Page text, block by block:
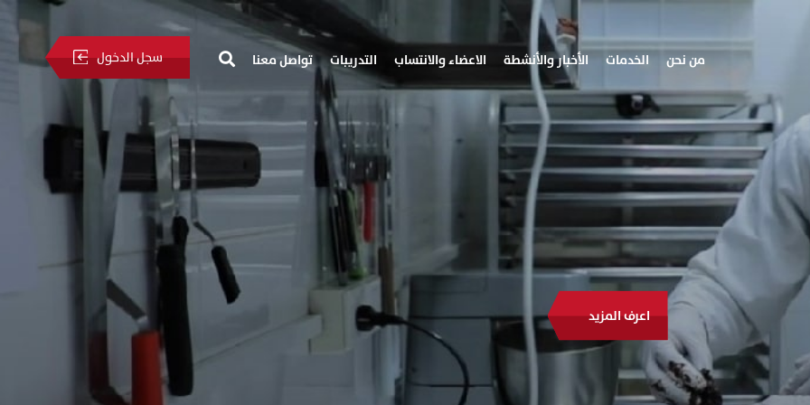
سجل الدخول من نحن الخدمات الأخبار والأنشطة الاعضاء والانتساب التدريبات تواصل معنا
اعرف المزيد